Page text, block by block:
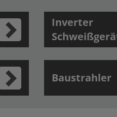
Inverter
Baustrahler